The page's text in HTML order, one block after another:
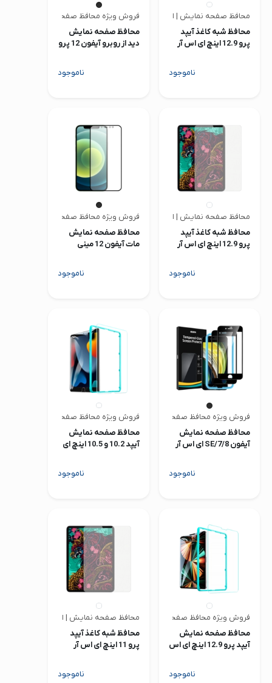
محافظ صفحه نمایش | ای اس آر
محافظ شبه کاغذ آیپد
پرو 12.9 اینچ ای اس آر
ناموجود
فروش ویژه محافظ صفحه | متفرقه
محافظ صفحه نمایش
دید از روبرو آیفون 12 پرو
ناموجود
محافظ صفحه نمایش | ای اس آر
محافظ شبه کاغذ آیپد
پرو 12.9 اینچ ای اس آر
ناموجود
فروش ویژه محافظ صفحه | متفرقه
محافظ صفحه نمایش
مات آیفون 12 مینی
ناموجود
فروش ویژه محافظ صفحه | ای اس آر
محافظ صفحه نمایش
آیفون SE/7/8 ای اس آر
ناموجود
فروش ویژه محافظ صفحه | ای اس آر
محافظ صفحه نمایش
آیپد 10.2 و 10.5 اینچ ای
ناموجود
فروش ویژه محافظ صفحه | ای اس آر
محافظ صفحه نمایش
آیپد پرو 12.9 اینچ ای اس
ناموجود
محافظ صفحه نمایش | ای اس آر
محافظ شبه کاغذ آیپد
پرو 11 اینچ ای اس آر
ناموجود